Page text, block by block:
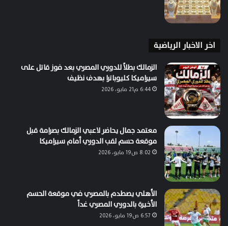
اخر الاخبار الرياضية
الزمالك بطلاً للدوري المصري بعد فوز قاتل على
سيراميكا كليوباترا بهدف نظيف
6:44 م21 مايو، 2026
معتمد جمال يحاضر لاعبي الزمالك بصرامة قبل
موقعة حسم لقب الدوري أمام سيراميكا
8:02 ص19 مايو، 2026
الأهلي يصطدم بالمصري في موقعة الحسم
الأخيرة بالدوري المصري غداً
6:57 ص19 مايو، 2026